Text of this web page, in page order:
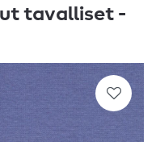
tavalliset -